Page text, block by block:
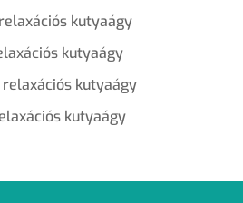
kutyaágy
kutyaágy
relaxációs kutyaágy
kutyaágy